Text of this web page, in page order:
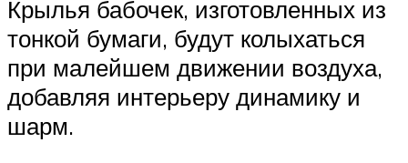
Крылья бабочек, изготовленных из
тонкой бумаги, будут колыхаться
при малейшем движении воздуха,
добавляя интерьеру динамику и
шарм.